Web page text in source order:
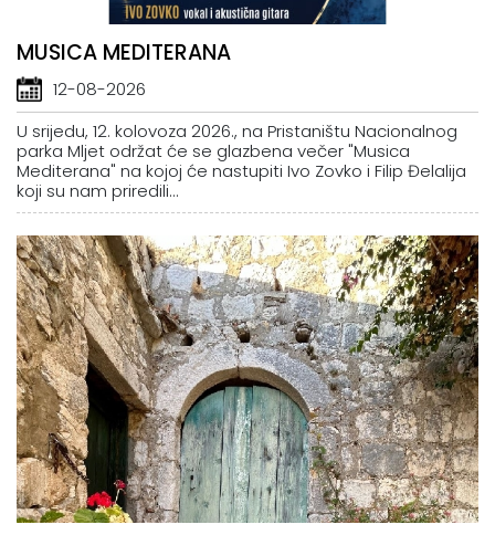
MUSICA MEDITERANA
12-08-2026
U srijedu, 12. kolovoza 2026., na Pristaništu Nacionalnog
parka Mljet održat će se glazbena večer "Musica
Mediterana" na kojoj će nastupiti Ivo Zovko i Filip Đelalija
koji su nam priredili...